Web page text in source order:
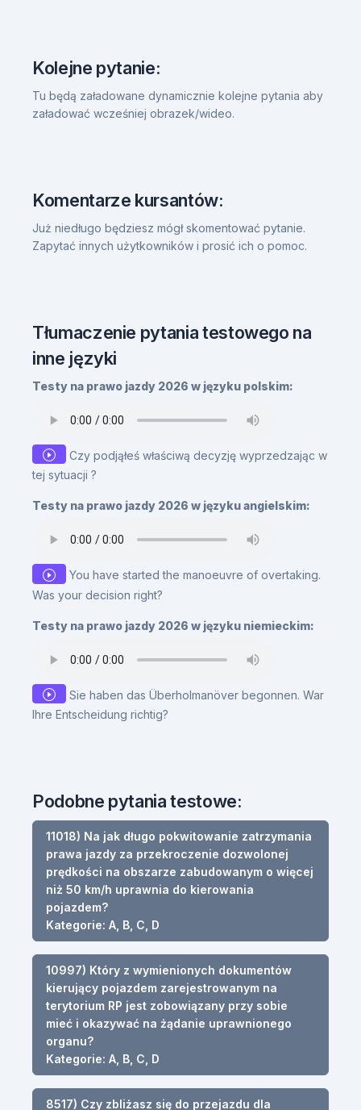
Kolejne pytanie:
Tu będą załadowane dynamicznie kolejne pytania aby
załadować wcześniej obrazek/wideo.
Komentarze kursantów:
Już niedługo będziesz mógł skomentować pytanie.
Zapytać innych użytkowników i prosić ich o pomoc.
Tłumaczenie pytania testowego na
inne języki
Testy na prawo jazdy 2026 w języku polskim:
Czy podjąłeś właściwą decyzję wyprzedzając w
tej sytuacji ?
Testy na prawo jazdy 2026 w języku angielskim:
You have started the manoeuvre of overtaking.
Was your decision right?
Testy na prawo jazdy 2026 w języku niemieckim:
Sie haben das Überholmanöver begonnen. War
Ihre Entscheidung richtig?
Podobne pytania testowe:
11018) Na jak długo pokwitowanie zatrzymania
prawa jazdy za przekroczenie dozwolonej
prędkości na obszarze zabudowanym o więcej
niż 50 km/h uprawnia do kierowania
pojazdem?
Kategorie: A, B, C, D
10997) Który z wymienionych dokumentów
kierujący pojazdem zarejestrowanym na
terytorium RP jest zobowiązany przy sobie
mieć i okazywać na żądanie uprawnionego
organu?
Kategorie: A, B, C, D
8517) Czy zbliżasz się do przejazdu dla